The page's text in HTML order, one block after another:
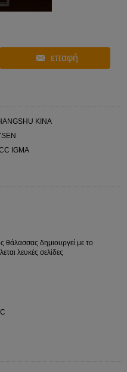
επαφή
ΚΙΝΑ
IGMA
θάλασσας δημιουργεί με το
λευκές σελίδες